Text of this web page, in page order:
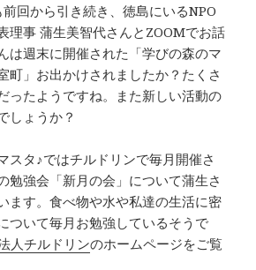
回から引き続き、徳島にいるNPO
理事 蒲生美智代さんとZOOMでお話
は週末に開催された「学びの森のマ
町」お出かけされましたか？たくさ
ったようですね。また新しい活動の
しょうか？
スタ♪ではチルドリンで毎月開催さ
勉強会「新月の会」について蒲生さ
ます。食べ物や水や私達の生活に密
ついて毎月お勉強しているそうで
人チルドリンのホームページをご覧